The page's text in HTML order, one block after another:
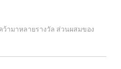
ามาหลายรางวัล ส่วนผสมของ